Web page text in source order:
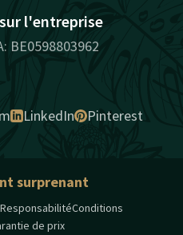
l'entreprise
BE0598803962
LinkedIn Pinterest
surprenant
ResponsabilitéConditions
de prix